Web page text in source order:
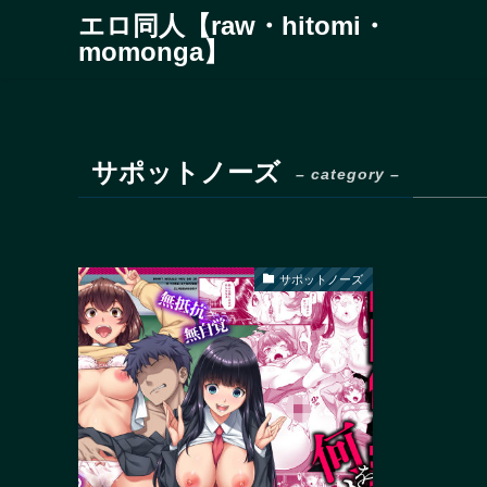
エロ同人【raw・hitomi・
momonga】
サポットノーズ – category –
サポットノーズ